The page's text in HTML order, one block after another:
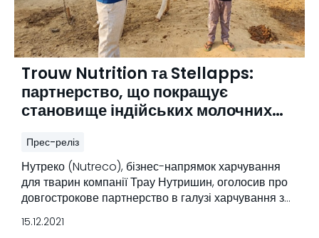
Trouw Nutrition та Stellapps:
партнерство, що покращує
становище індійських молочних
Прес-реліз
Нутреко (Nutreco), бізнес-напрямок харчування
для тварин компанії Трау Нутришин, оголосив про
довгострокове партнерство в галузі харчування з
провідним індійським стартапом Stellapps у галузі
молочних технологій.
15.12.2021